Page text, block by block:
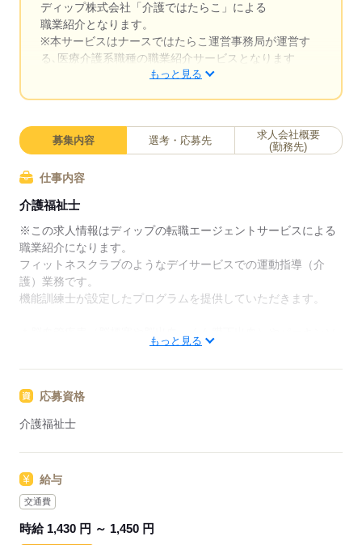
ディップ株式会社「介護ではたらこ」による
職業紹介となります。
※本サービスはナースではたらこ運営事務局が運営す
る､医療介護系職種の職業紹介サービスとなります
★職業紹介とは？
リアアドバイザーが入職まで無料でサポートいたしま
★ご利用メリット
日本最大級の求人情報の中からぴったりな求人をご紹
介｡
履歴書作成のアドバイスや面接日の調整だけでなく、
お給料、お休み、入職時期の交渉もサポートします。
費用は一切かかりません。
もっと見る
募集内容 選考・応募先
求人会社概要
(勤務先)
仕事内容
介護福祉士
※この求人情報はディップの転職エージェントサービスによる
職業紹介になります。
フィットネスクラブのようなデイサービスでの運動指導（介
護）業務です。
機能訓練士が設定したプログラムを提供していただきます。
ン病、整形外科的疾患などを患った方向けのリハビリと機能訓
練に特化したデイサービスです。
■主な業務内容
・マシントレーニングなどの運動指導サポート
・送迎業務
※機能訓練に特化したデイサービスの運動指導のため、食事や
入浴の介助はありません。
業界シェアトップクラスの企業が運営しているので、各種福利
もっと見る
応募資格
介護福祉士
給与
交通費
時給 1,430 円 ～ 1,450 円